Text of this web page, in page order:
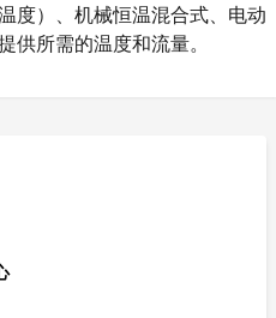
度）、机械恒温混合式、电动
供所需的温度和流量。